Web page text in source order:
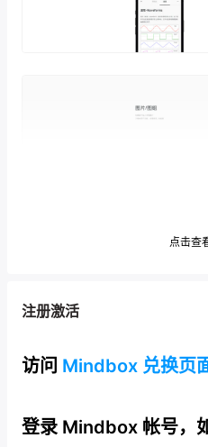
点击查
注册激活
访问 Mindbox 兑换页
登录 Mindbox 帐号，